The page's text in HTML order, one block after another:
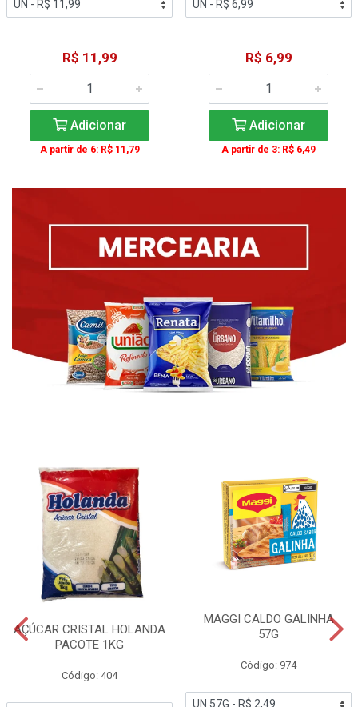
R$ 11,99
Adicionar
A partir de 6: R$ 11,79
R$ 6,99
Adicionar
A partir de 3: R$ 6,49
AÇÚCAR CRISTAL HOLANDA
PACOTE 1KG
Código: 404
MAGGI CALDO GALINHA
57G
Código: 974